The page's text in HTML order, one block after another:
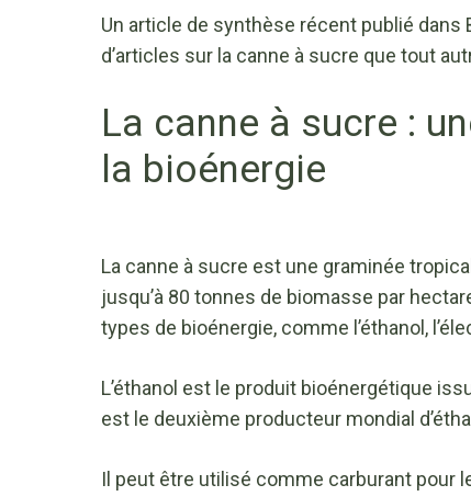
Un article de synthèse récent publié dans
d’articles sur la canne à sucre que tout
La canne à sucre :
la bioénergie
La canne à sucre est une graminée
jusqu’à 80 tonnes de biomasse par
types de bioénergie, comme l’éthanol,
L’éthanol est le produit bioénergétique
est le deuxième producteur mondial
Il peut être utilisé comme carburant pour